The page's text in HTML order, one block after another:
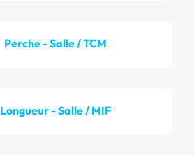
Perche - Salle / TCM
Longueur - Salle / MIF